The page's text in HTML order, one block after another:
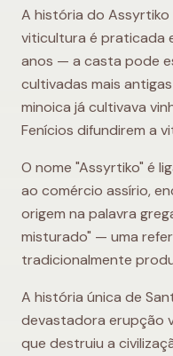
A história do
viticultura é praticada
anos — a casta pode
cultivadas mais
minoica já cultivava
Fenícios difundirem a
O nome "Assyrtiko" é
ao comércio assírio,
origem na palavra
misturado" — uma
tradicionalmente
A história única de
devastadora erupção
que destruiu a